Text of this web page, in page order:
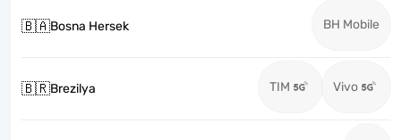
🇧🇦Bosna Hersek BH Mobile
🇧🇷Brezilya TIM Vivo